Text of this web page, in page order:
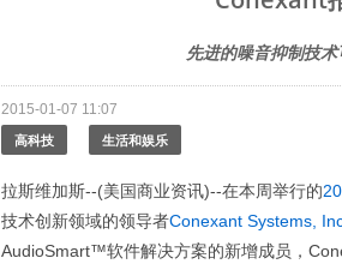
先进的噪音抑制技
2015-01-07 11:07
高科技 生活和娱乐
拉斯维加斯--(美国商业资讯)--在本周举行的
技术创新领域的领导者Conexant Systems,
AudioSmart™软件解决方案的新增成员，